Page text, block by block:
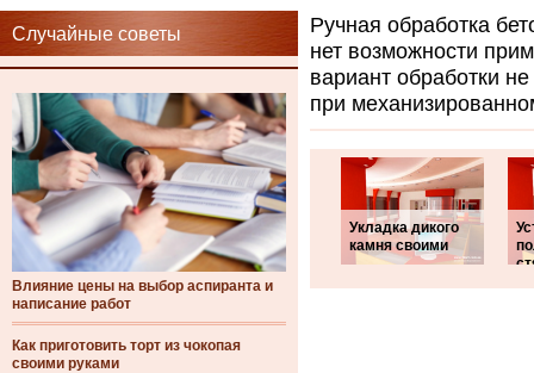
Случайные советы
Влияние цены на выбор аспиранта и
написание работ
Как приготовить торт из чокопая
своими руками
Ручная обработка
нет возможности
вариант обработки
при
Укладка дикого
камня своими